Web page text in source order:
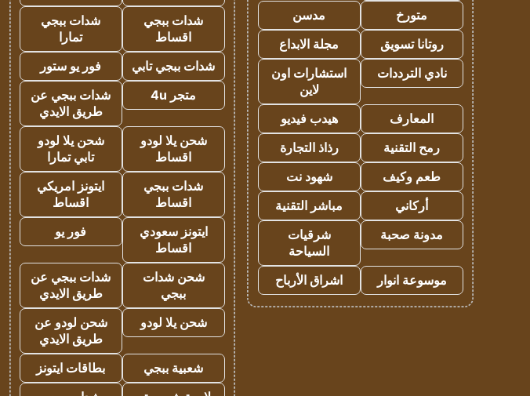
متورخ
مدسن
روتانا تسويق
مجلة الابداع
نادي الترددات
استشارات اون
لاين
المعارف
هيدب فيديو
رمح التقنية
رذاذ التجارة
طعم وكيف
شهود نت
أركاني
مباشر التقنية
مدونة صحبة
شرقيات
السياحة
موسوعة انوار
اشراق الأرباح
شدات ببجي
اقساط
شدات ببجي
تمارا
شدات ببجي تابي
فور يو ستور
متجر 4u
شدات ببجي عن
طريق الايدي
شحن يلا لودو
اقساط
شحن يلا لودو
تابي تمارا
شدات ببجي
اقساط
ايتونز امريكي
اقساط
ايتونز سعودي
اقساط
فور يو
شحن شدات
ببجي
شدات ببجي عن
طريق الايدي
شحن يلا لودو
شحن لودو عن
طريق الايدي
شعبية ببجي
بطاقات ايتونز